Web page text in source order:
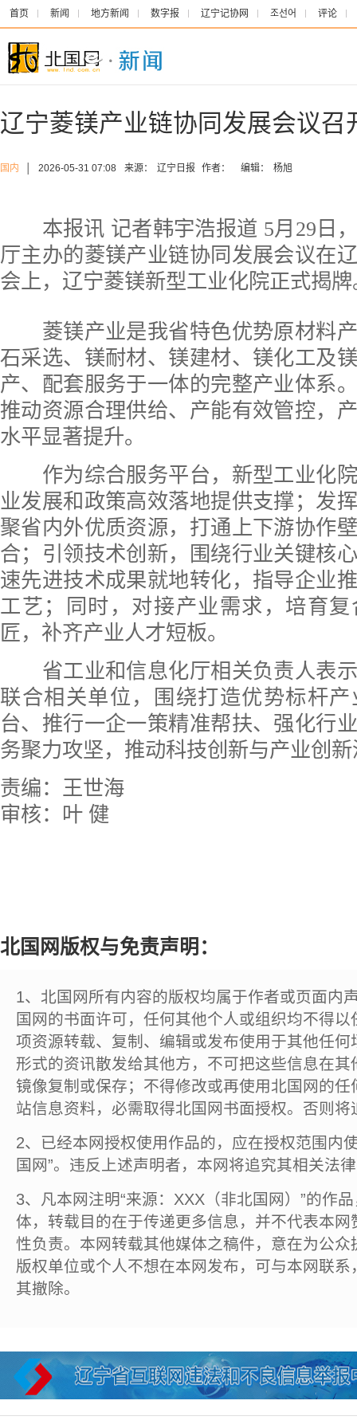
首页 新闻 地方新闻 数字报 辽宁记协网 조선어 评论
辽宁菱镁产业链协同发展会议召
国内 2026-05-31 07:08 来源： 辽宁日报 作者： 编辑： 杨旭
本报讯 记者韩宇浩报道 5月29日
厅主办的菱镁产业链协同发展会议在
会上，辽宁菱镁新型工业化院正式揭牌
菱镁产业是我省特色优势原材料产
石采选、镁耐材、镁建材、镁化工及
产、配套服务于一体的完整产业体系
推动资源合理供给、产能有效管控，
水平显著提升。
作为综合服务平台，新型工业化院
业发展和政策高效落地提供支撑；发
聚省内外优质资源，打通上下游协作
合；引领技术创新，围绕行业关键核
速先进技术成果就地转化，指导企业
工艺；同时，对接产业需求，培育
匠，补齐产业人才短板。
省工业和信息化厅相关负责人表示
联合相关单位，围绕打造优势标杆
台、推行一企一策精准帮扶、强化行
务聚力攻坚，推动科技创新与产业创
责编：王世海
审核：叶 健
北国网版权与免责声明：
1、北国网所有内容的版权均属于作者或页面内
国网的书面许可，任何其他个人或组织均不得
项资源转载、复制、编辑或发布使用于其他任
形式的资讯散发给其他方，不可把这些信息在
镜像复制或保存；不得修改或再使用北国网的
站信息资料，必需取得北国网书面授权。否则将
2、已经本网授权使用作品的，应在授权范围内
国网”。违反上述声明者，本网将追究其相关法
3、凡本网注明“来源：XXX（非北国网）”的作
体，转载目的在于传递更多信息，并不代表本
性负责。本网转载其他媒体之稿件，意在为公
版权单位或个人不想在本网发布，可与本网联
其撤除。